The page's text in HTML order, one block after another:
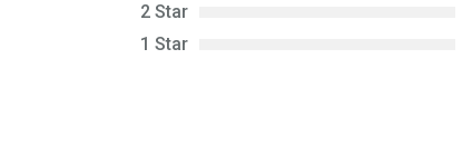
2 Star
1 Star